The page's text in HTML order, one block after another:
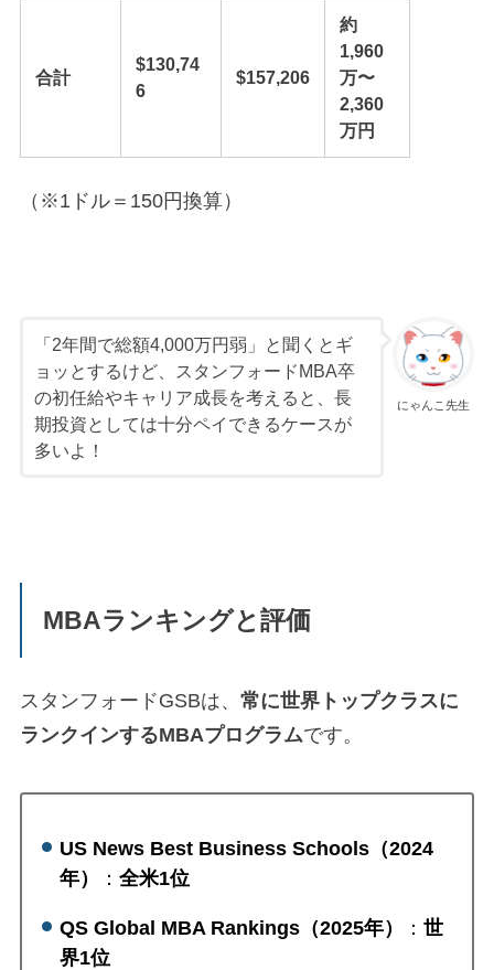
合計
$130,74
6
$157,206
約
1,960
万〜
2,360
万円
（※1ドル＝150円換算）
にゃんこ先生
「2年間で総額4,000万円弱」と聞くとギ
ョッとするけど、スタンフォードMBA卒
の初任給やキャリア成長を考えると、長
期投資としては十分ペイできるケースが
多いよ！
MBAランキングと評価
スタンフォードGSBは、 常に世界トップクラスに
ランクインするMBAプログラムです。
US News Best Business Schools（2024
年） ：全米1位
QS Global MBA Rankings（2025年） ：世
界1位